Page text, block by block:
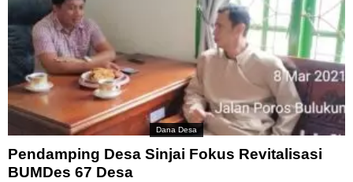
Dana Desa
Pendamping Desa Sinjai Fokus Revitalisasi
BUMDes 67 Desa